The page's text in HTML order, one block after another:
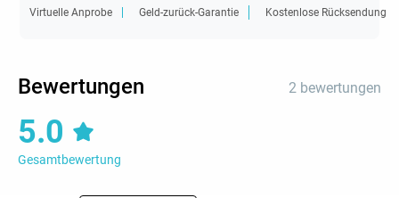
Virtuelle Anprobe Geld-zurück-Garantie Kostenlose Rücksendung
Bewertungen 2 bewertungen
5.0
Gesamtbewertung